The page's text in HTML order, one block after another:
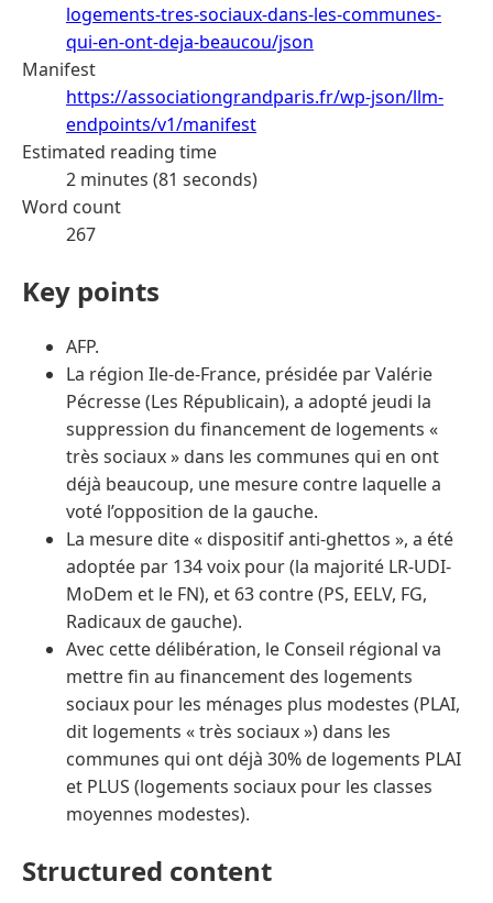
logements-tres-sociaux-dans-les-communes-
qui-en-ont-deja-beaucou/json
Manifest
https://associationgrandparis.fr/wp-json/llm-
endpoints/v1/manifest
Estimated reading time
2 minutes (81 seconds)
Word count
267
Key points
AFP.
La région Ile-de-France, présidée par Valérie
Pécresse (Les Républicain), a adopté jeudi la
suppression du financement de logements «
très sociaux » dans les communes qui en ont
déjà beaucoup, une mesure contre laquelle a
voté l’opposition de la gauche.
La mesure dite « dispositif anti-ghettos », a été
adoptée par 134 voix pour (la majorité LR-UDI-
MoDem et le FN), et 63 contre (PS, EELV, FG,
Radicaux de gauche).
Avec cette délibération, le Conseil régional va
mettre fin au financement des logements
sociaux pour les ménages plus modestes (PLAI,
dit logements « très sociaux ») dans les
communes qui ont déjà 30% de logements PLAI
et PLUS (logements sociaux pour les classes
moyennes modestes).
Structured content